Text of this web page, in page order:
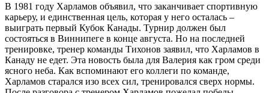
В 1981 году Харламов объявил, что заканчивает спортивную
карьеру, и единственная цель, которая у него осталась –
выиграть первый Кубок Канады. Турнир должен был
состояться в Виннипеге в конце августа. Но на последней
тренировке, тренер команды Тихонов заявил, что Харламов в
Канаду не едет. Эта новость была для Валерия как гром среди
ясного неба. Как вспоминают его коллеги по команде,
Харламов старался изо всех сил, тренировался сверх нормы.